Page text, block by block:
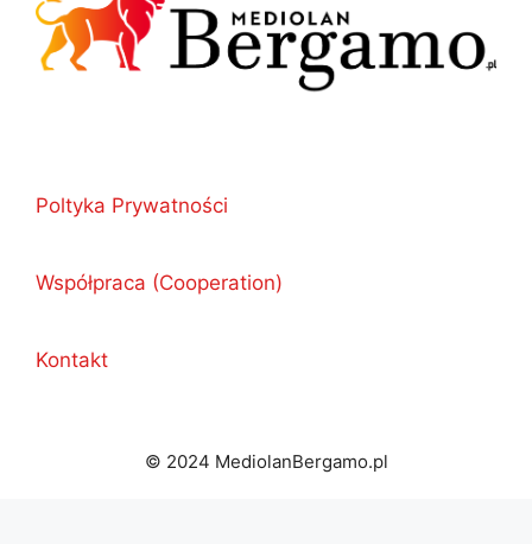
Poltyka Prywatności
Współpraca (Cooperation)
Kontakt
© 2024 MediolanBergamo.pl